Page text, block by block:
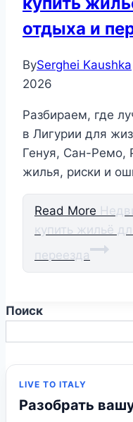
отдыха и
BySerghei Kaushka
2026
Разбираем, где
в Лигурии для
Генуя, Сан-Ремо,
жилья, риски и
Read More
купить жильё
переезда
Поиск
LIVE TO ITALY
Разобрать